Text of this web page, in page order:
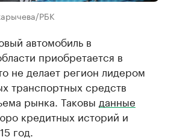
РБК
автомобиль в
приобретается в
не делает регион лидером
транспортных средств
рынка. Таковы данные
кредитных историй и
год.